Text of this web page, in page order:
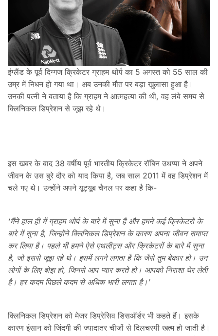
इंग्लैंड के पूर्व दिग्गज क्रिकेटर ग्राहम थोर्प का 5 अगस्त को 55 साल की
उम्र में निधन हो गया था। अब उनकी मौत पर बड़ा खुलासा हुआ है।
उनकी पत्नी ने बताया है कि ग्राहम ने आत्महत्या की थी, वह लंबे समय से
क्लिनिकल डिप्रेशन से जूझ रहे थे।
इस खबर के बाद 38 वर्षीय पूर्व भारतीय क्रिकेटर रॉबिन उथप्पा ने अपने
जीवन के उस बुरे दौर को याद किया है, जब साल 2011 में वह डिप्रेशन में
चले गए थे। उन्होंने अपने यूट्यूब चैनल पर कहा है कि-
‘मैंने हाल ही में ग्राहम थोर्प के बारे में सुना है और हमने कई क्रिकेटरों के
बारे में सुना है, जिन्होंने क्लिनिकल डिप्रेशन के कारण अपना जीवन समाप्त
कर लिया है। पहले भी हमने ऐसे एथलीट्स और क्रिकेटरों के बारे में सुना
है, जो इससे जूझ रहे थे। इसमें लगने लगता है कि जैसे तुम बेकार हो। उन
लोगों के लिए बोझ हो, जिनसे आप प्यार करते हो। आपको निराशा घेर लेती
है। हर कदम पिछले कदम से अधिक भारी लगता है।’
क्लिनिकल डिप्रेशन को मेजर डिप्रेसिव डिसऑर्डर भी कहते हैं। इसके
कारण इंसान को जिंदगी की ज्यादातर चीजों से दिलचस्पी खत्म हो जाती है।